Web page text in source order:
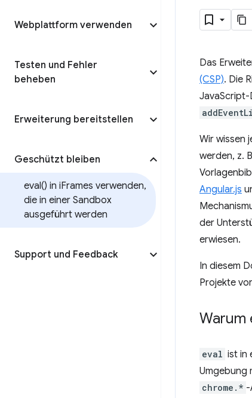
Webplattform verwenden
Testen und Fehler
beheben
Erweiterung bereitstellen
Geschützt bleiben
eval() in iFrames verwenden,
die in einer Sandbox
ausgeführt werden
Support und Feedback
Das
(CSP). Die
JavaScript-
Wir wissen
werden, z.
Angular.js
der
erwiesen.
In diesem
Projekte
Warum
eval ist in
Umgebung
chrome.* -